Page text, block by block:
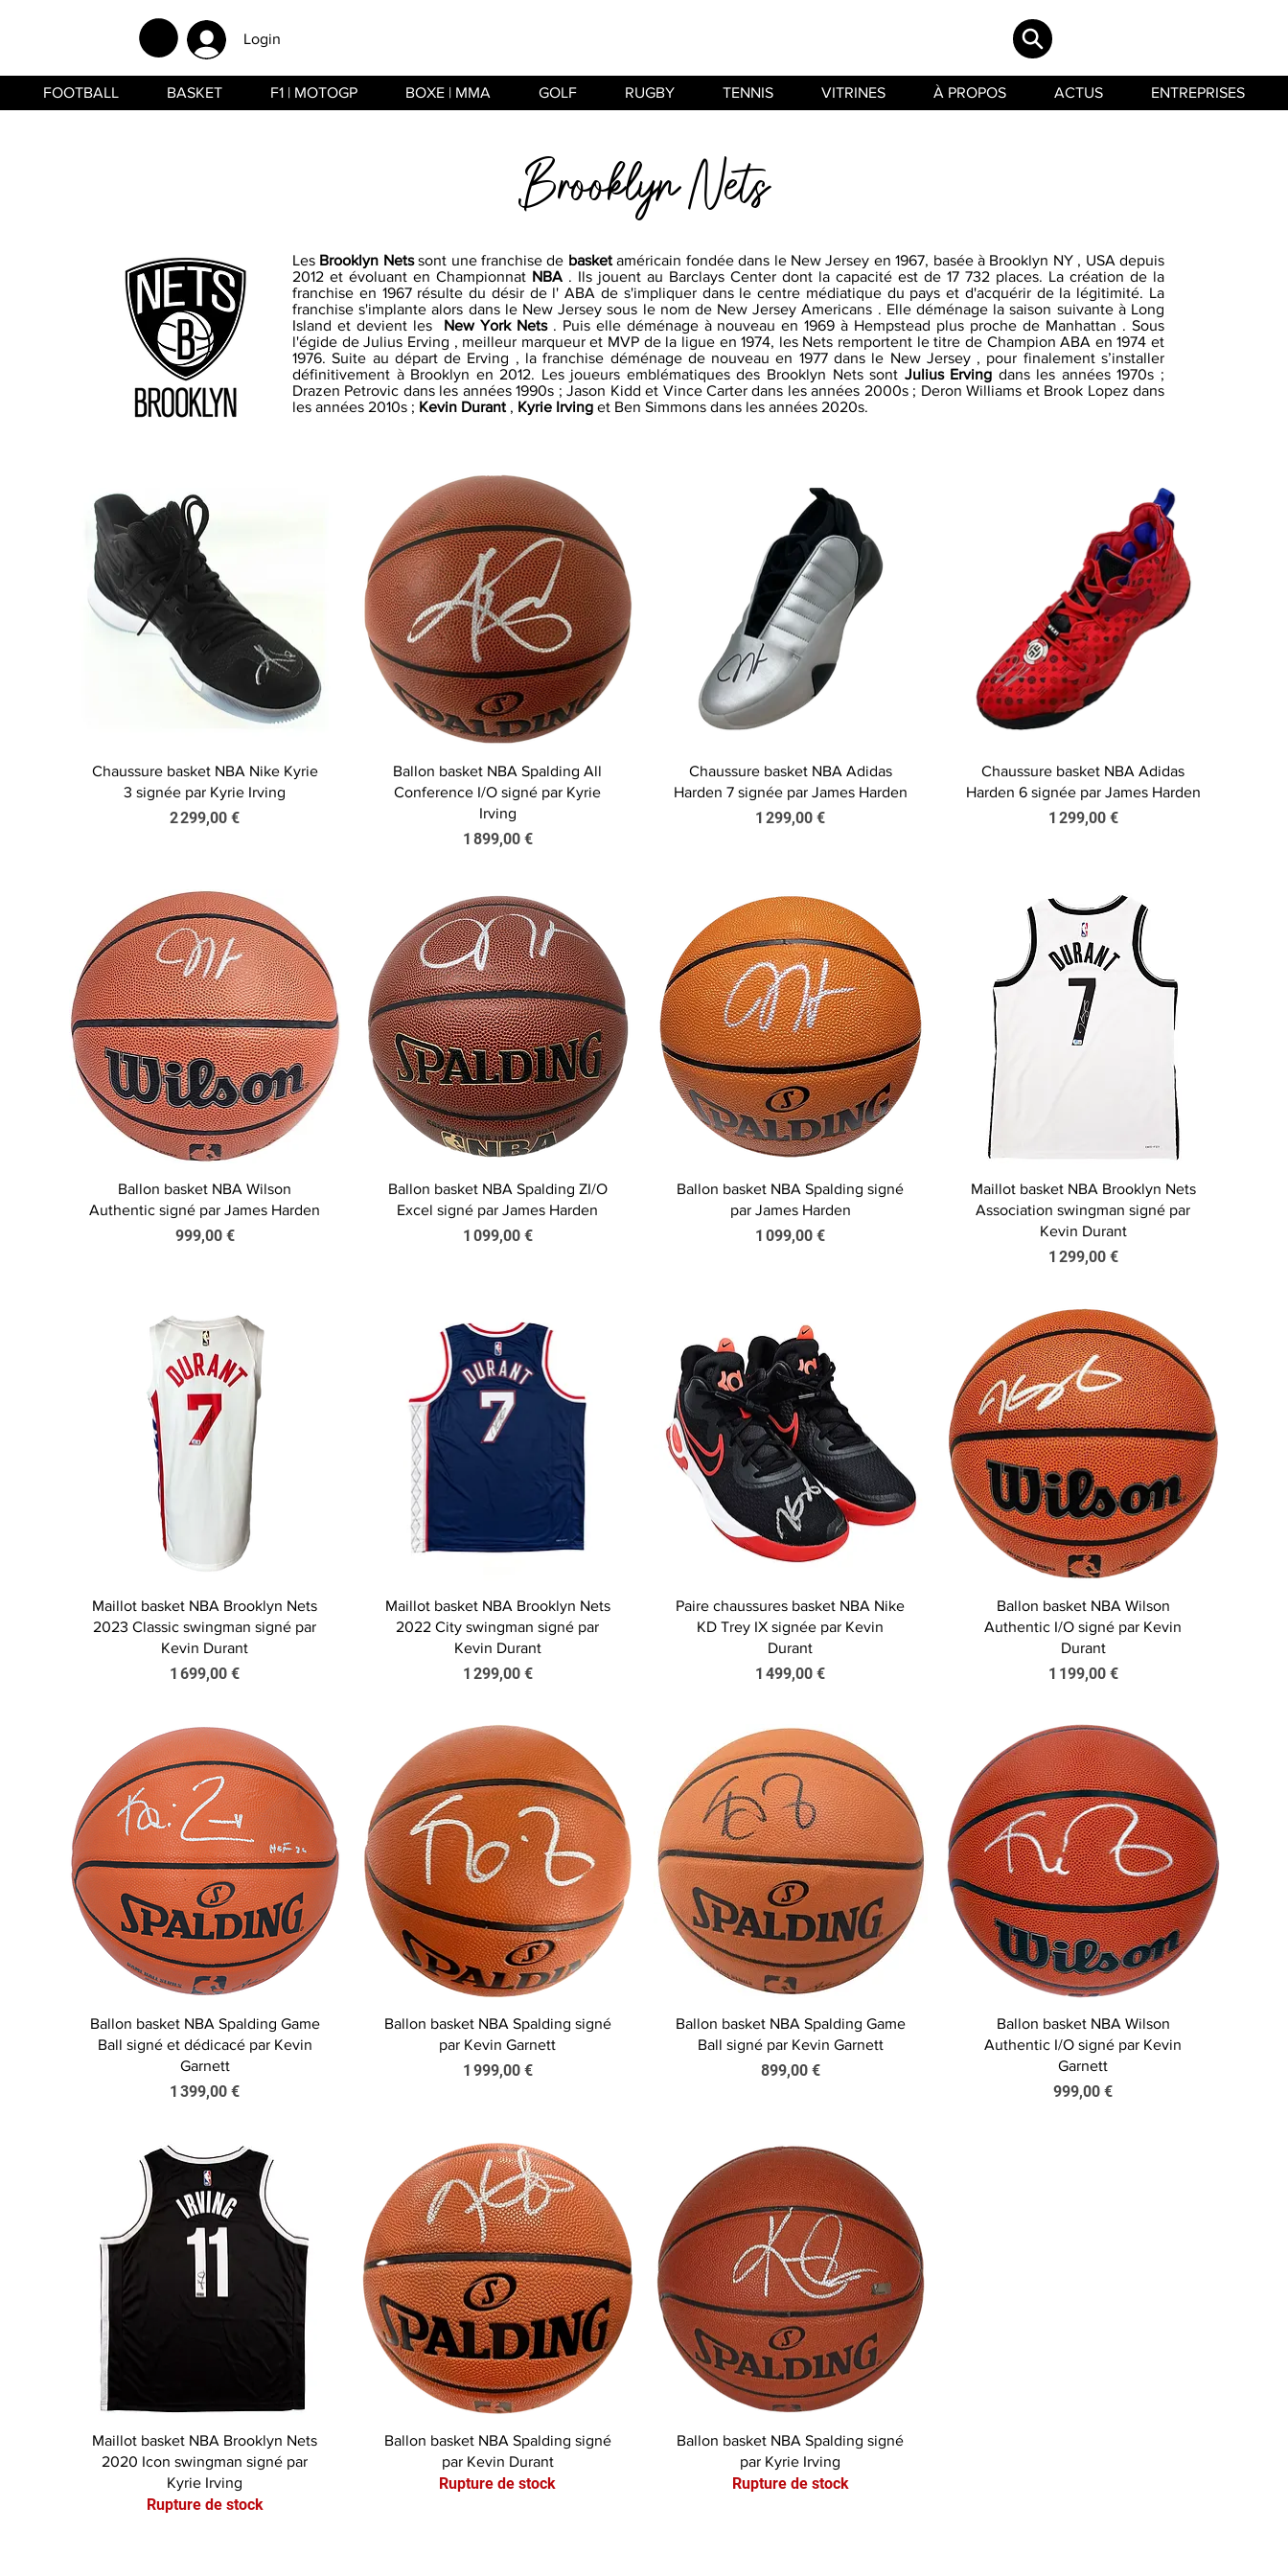
Login
FOOTBALL BASKET F1 | MOTOGP BOXE | MMA GOLF RUGBY TENNIS VITRINES À PROPOS ACTUS ENTREPRISES
Brooklyn Nets
Les Brooklyn Netssont une franchise de basketaméricain fondée dans le New Jersey en 1967, basée à Brooklyn NY , USA depuis
2012 et évoluant en Championnat NBA . Ils jouent au Barclays Center dont la capacité est de 17 732 places. La création de la
franchise en 1967 résulte du désir de l' ABA de s'impliquer dans le centre médiatique du pays et d'acquérir de la légitimité. La
franchise s'implante alors dans le New Jersey sous le nom de New Jersey Americans . Elle déménage la saison suivante à Long
Island et devient les New York Nets. Puis elle déménage à nouveau en 1969 à Hempstead plus proche de Manhattan . Sous
l'égide de Julius Erving , meilleur marqueur et MVP de la ligue en 1974, les Nets remportent le titre de Champion ABA en 1974 et
1976. Suite au départ de Erving , la franchise déménage de nouveau en 1977 dans le New Jersey , pour finalement s’installer
définitivement à Brooklyn en 2012. Les joueurs emblématiques des Brooklyn Nets sont Julius Erving dans les années 1970s ;
Drazen Petrovic dans les années 1990s ; Jason Kidd et Vince Carter dans les années 2000s ; Deron Williams et Brook Lopez dans
les années 2010s ; Kevin Durant , Kyrie Irving et Ben Simmons dans les années 2020s.
Aperçu rapide
Chaussure basket NBA Nike Kyrie
3 signée par Kyrie Irving
Prix
2 299,00 €
Aperçu rapide
Ballon basket NBA Spalding All
Conference I/O signé par Kyrie
Irving
Prix
1 899,00 €
Aperçu rapide
Chaussure basket NBA Adidas
Harden 7 signée par James Harden
Prix
1 299,00 €
Aperçu rapide
Chaussure basket NBA Adidas
Harden 6 signée par James Harden
Prix
1 299,00 €
Aperçu rapide
Ballon basket NBA Wilson
Authentic signé par James Harden
Prix
999,00 €
Aperçu rapide
Ballon basket NBA Spalding ZI/O
Excel signé par James Harden
Prix
1 099,00 €
Aperçu rapide
Ballon basket NBA Spalding signé
par James Harden
Prix
1 099,00 €
Aperçu rapide
Maillot basket NBA Brooklyn Nets
Association swingman signé par
Kevin Durant
Prix
1 299,00 €
Aperçu rapide
Maillot basket NBA Brooklyn Nets
2023 Classic swingman signé par
Kevin Durant
Prix
1 699,00 €
Aperçu rapide
Maillot basket NBA Brooklyn Nets
2022 City swingman signé par
Kevin Durant
Prix
1 299,00 €
Aperçu rapide
Paire chaussures basket NBA Nike
KD Trey IX signée par Kevin
Durant
Prix
1 499,00 €
Aperçu rapide
Ballon basket NBA Wilson
Authentic I/O signé par Kevin
Durant
Prix
1 199,00 €
Aperçu rapide
Ballon basket NBA Spalding Game
Ball signé et dédicacé par Kevin
Garnett
Prix
1 399,00 €
Aperçu rapide
Ballon basket NBA Spalding signé
par Kevin Garnett
Prix
1 999,00 €
Aperçu rapide
Ballon basket NBA Spalding Game
Ball signé par Kevin Garnett
Prix
899,00 €
Aperçu rapide
Ballon basket NBA Wilson
Authentic I/O signé par Kevin
Garnett
Prix
999,00 €
Aperçu rapide
Maillot basket NBA Brooklyn Nets
2020 Icon swingman signé par
Kyrie Irving
Rupture de stock
Aperçu rapide
Ballon basket NBA Spalding signé
par Kevin Durant
Rupture de stock
Aperçu rapide
Ballon basket NBA Spalding signé
par Kyrie Irving
Rupture de stock